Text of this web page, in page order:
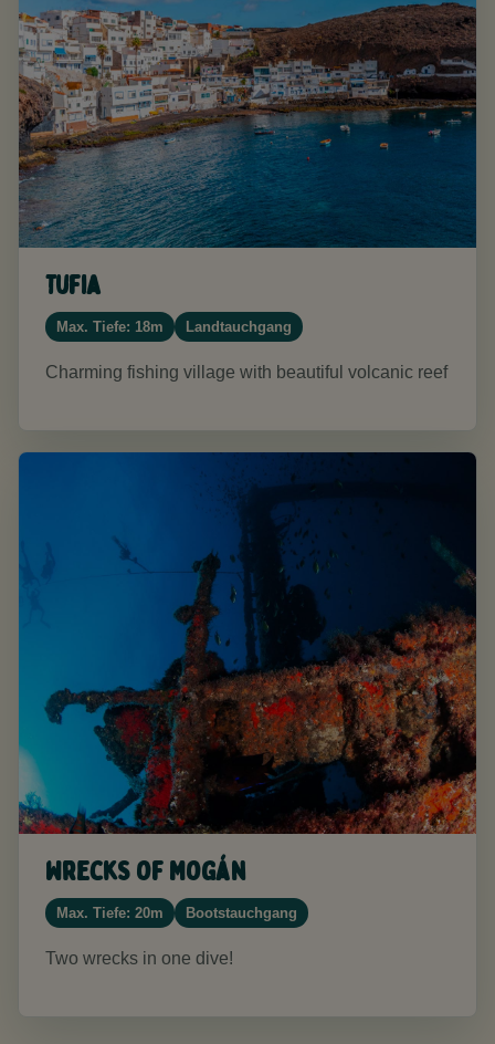
Tufia
Max. Tiefe: 18m Landtauchgang
Charming fishing village with beautiful volcanic reef
Wrecks of Mogán
Max. Tiefe: 20m Bootstauchgang
Two wrecks in one dive!